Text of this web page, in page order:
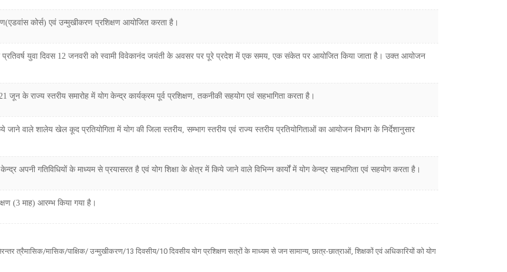
कोर्स) एवं उन्मुखीकरण प्रशिक्षण आयोजित करता है।
युवा दिवस 12 जनवरी को स्वामी विवेकानंद जयंती के अवसर पर पूरे प्रदेश में एक समय, एक संकेत पर आयोजित किया जाता है। उक्त आयोजन
जून के राज्य स्तरीय समारोह में योग केन्द्र कार्यक्रम पूर्व प्रशिक्षण, तकनीकी सहयोग एवं सहभागिता करता है।
वाले शालेय खेल कूद प्रतियोगिता में योग की जिला स्तरीय, सम्भाग स्तरीय एवं राज्य स्तरीय प्रतियोगिताओं का आयोजन विभाग के निर्देशानुसार
अपनी गतिविधियों के माध्यम से प्रयासरत है एवं योग शिक्षा के क्षेत्र में किये जाने वाले विभिन्न कार्यों में योग केन्द्र सहभागिता एवं सहयोग करता है।
(3 माह) आरम्भ किया गया है।
त्रैमासिक/मासिक/पाक्षिक/ उन्मुखीकरण/13 दिवसीय/10 दिवसीय योग प्रशिक्षण सत्रों के माध्यम से जन सामान्य, छात्र-छात्राओं, शिक्षकों एवं अधिकारियों को योग